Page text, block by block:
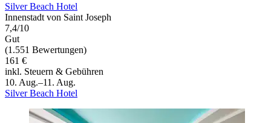
Silver Beach Hotel
Innenstadt von Saint Joseph
7,4/10
Gut
(1.551 Bewertungen)
161 €
inkl. Steuern & Gebühren
10. Aug.–11. Aug.
Silver Beach Hotel